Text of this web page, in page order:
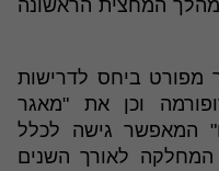
המחצית הראשונה
מפורט ביחס לדרישות
וכן את "מאגר
המאפשר גישה לכלל
לאורך השנים